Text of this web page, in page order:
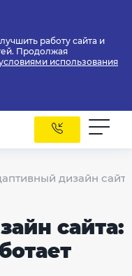
работу сайта и
Продолжая
использования
дизайн
сайта: